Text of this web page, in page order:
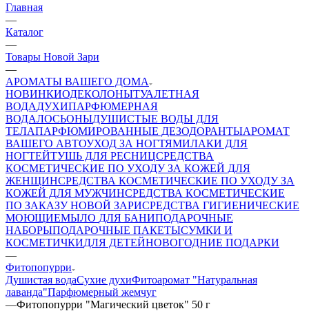
Главная
—
Каталог
—
Товары Новой Зари
—
АРОМАТЫ ВАШЕГО ДОМА
НОВИНКИОДЕКОЛОНЫТУАЛЕТНАЯ
ВОДАДУХИПАРФЮМЕРНАЯ
ВОДАЛОСЬОНЫДУШИСТЫЕ ВОДЫ ДЛЯ
ТЕЛАПАРФЮМИРОВАННЫЕ ДЕЗОДОРАНТЫАРОМАТ
ВАШЕГО АВТОУХОД ЗА НОГТЯМИЛАКИ ДЛЯ
НОГТЕЙТУШЬ ДЛЯ РЕСНИЦСРЕДСТВА
КОСМЕТИЧЕСКИЕ ПО УХОДУ ЗА КОЖЕЙ ДЛЯ
ЖЕНЩИНСРЕДСТВА КОСМЕТИЧЕСКИЕ ПО УХОДУ ЗА
КОЖЕЙ ДЛЯ МУЖЧИНСРЕДСТВА КОСМЕТИЧЕСКИЕ
ПО ЗАКАЗУ НОВОЙ ЗАРИСРЕДСТВА ГИГИЕНИЧЕСКИЕ
МОЮЩИЕМЫЛО ДЛЯ БАНИПОДАРОЧНЫЕ
НАБОРЫПОДАРОЧНЫЕ ПАКЕТЫСУМКИ И
КОСМЕТИЧКИДЛЯ ДЕТЕЙНОВОГОДНИЕ ПОДАРКИ
—
Фитопопурри
Душистая водаСухие духиФитоаромат "Натуральная
лаванда"Парфюмерный жемчуг
—Фитопопурри "Магический цветок" 50 г